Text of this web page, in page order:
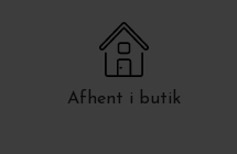
Afhent i butik